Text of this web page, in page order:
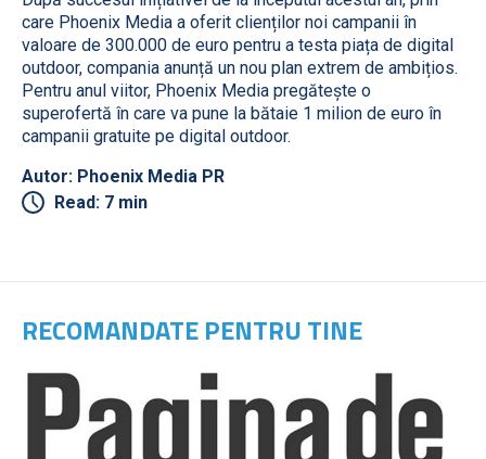
care Phoenix Media a oferit clienților noi campanii în
valoare de 300.000 de euro pentru a testa piața de digital
outdoor, compania anunță un nou plan extrem de ambițios.
Pentru anul viitor, Phoenix Media pregătește o
superofertă în care va pune la bătaie 1 milion de euro în
campanii gratuite pe digital outdoor.
Autor: Phoenix Media PR
Read: 7 min
RECOMANDATE PENTRU TINE